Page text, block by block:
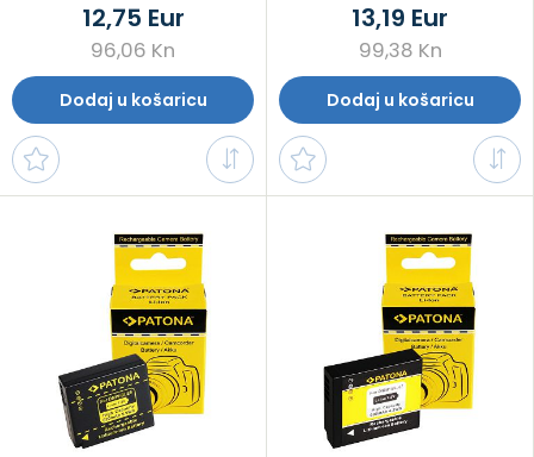
96,06 Kn
12,75 Eur
Dodaj u košaricu
99,38 Kn
13,19 Eur
Dodaj u košaricu